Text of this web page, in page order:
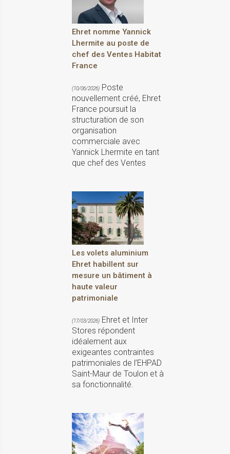
Ehret nomme Yannick
Lhermite au poste de
chef des Ventes Habitat
France
(10/06/2026) Poste
nouvellement créé, Ehret
France poursuit la
structuration de son
organisation
commerciale avec
Yannick Lhermite en tant
que chef des Ventes
Les volets aluminium
Ehret habillent sur
mesure un bâtiment à
haute valeur
patrimoniale
(17/03/2026) Ehret et Inter
Stores répondent
idéalement aux
exigeantes contraintes
patrimoniales de l’EHPAD
Saint-Maur de Toulon et à
sa fonctionnalité.